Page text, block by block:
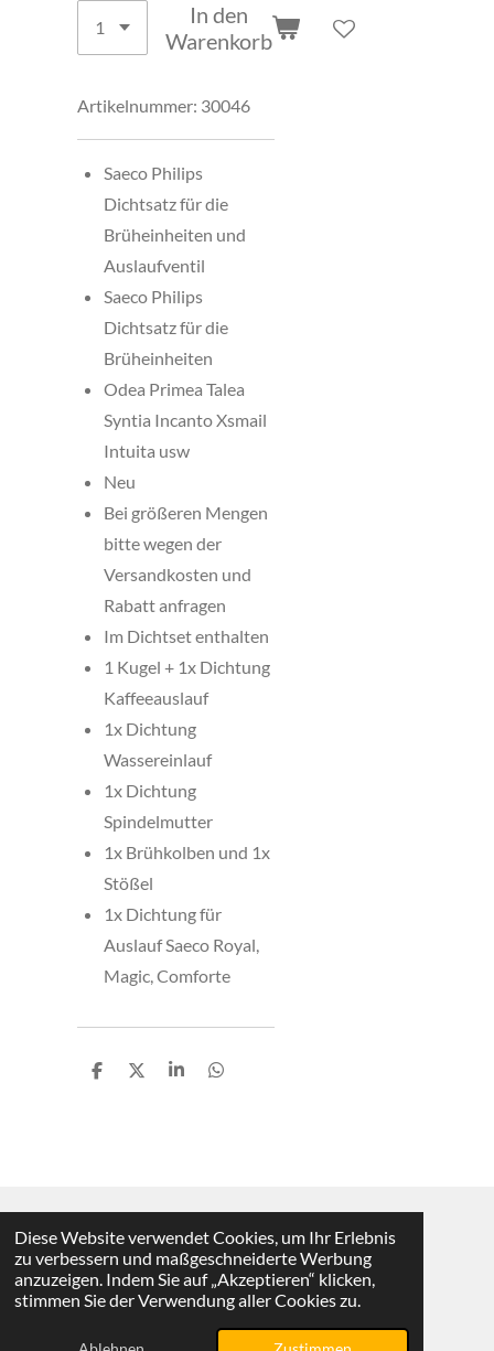
Diese Website verwendet Cookies, um Ihr Erlebnis
zu verbessern und maßgeschneiderte Werbung
anzuzeigen. Indem Sie auf „Akzeptieren“ klicken,
stimmen Sie der Verwendung aller Cookies zu.
In den
Warenkorb
Artikelnummer: 30046
Saeco Philips
Dichtsatz für die
Brüheinheiten und
Auslaufventil
Saeco Philips
Dichtsatz für die
Brüheinheiten
Odea Primea Talea
Syntia Incanto Xsmail
Intuita usw
Neu
Bei größeren Mengen
bitte wegen der
Versandkosten und
Rabatt anfragen
Im Dichtset enthalten
1 Kugel + 1x Dichtung
Kaffeeauslauf
1x Dichtung
Wassereinlauf
1x Dichtung
Spindelmutter
1x Brühkolben und 1x
Stößel
1x Dichtung für
Auslauf Saeco Royal,
Magic, Comforte
T
T
T
T
Vertrag widerrufen
© 2025 - 2026 KMS-Shop
Webador